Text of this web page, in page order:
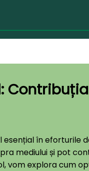
în eforturile
mediului și pot
vom explora cum